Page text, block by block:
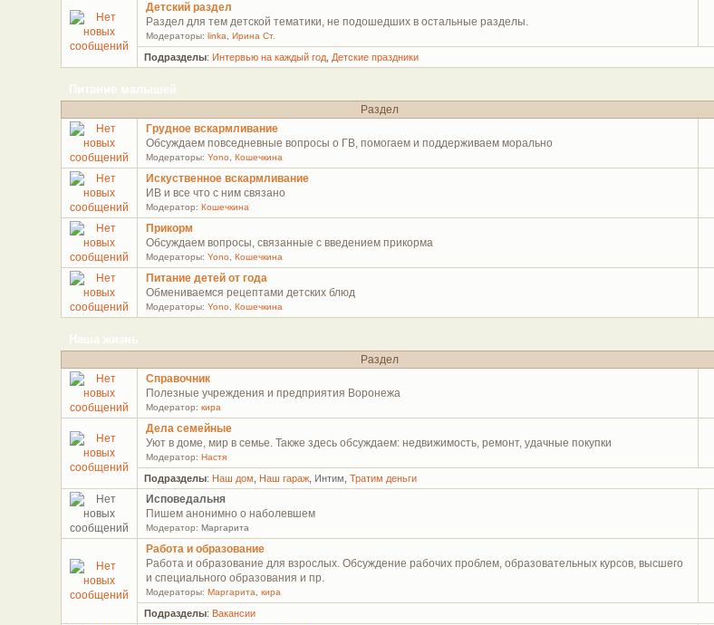
Детский раздел
Раздел для тем детской тематики, не подошедших в остальные разделы.
Модераторы: linka, Ирина Ст.
Подразделы: Интервью на каждый год Детские праздники
Питание малышей
Раздел
Грудное вскармливание
Обсуждаем повседневные вопросы о ГВ, помогаем и поддерживаем морально
Модераторы: Yono, Кошечкина
Искуственное вскармливание
ИВ и все что с ним связано
Модератор: Кошечкина
Прикорм
Обсуждаем вопросы, связанные с введением прикорма
Модераторы: Yono, Кошечкина
Питание детей от года
Обмениваемся рецептами детских блюд
Модераторы: Yono, Кошечкина
Наша жизнь
Раздел
Справочник
Полезные учреждения и предприятия Воронежа
Модератор: кира
Дела семейные
Уют в доме, мир в семье. Также здесь обсуждаем: недвижимость, ремонт, удачные покупки
Модератор: Настя
Подразделы: Наш дом Наш гараж Интим ,Тратим деньги
Исповедальня
Пишем анонимно о наболевшем
Модератор: Маргарита
Работа и образование
Работа и образование для взрослых. Обсуждение рабочих проблем, образовательных курсов, высшего
и специального образования и пр.
Модераторы: Маргарита кира
Подразделы: Вакансии